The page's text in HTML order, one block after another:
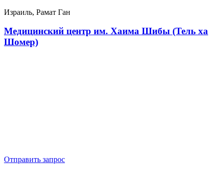
Израиль, Рамат Ган
Медицинский центр им. Хаима Шибы (Тель ха
Шомер)
Отправить запрос